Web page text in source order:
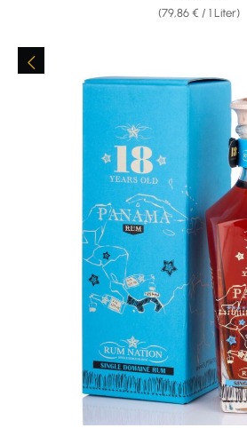
(79,86 € / 1 Liter)